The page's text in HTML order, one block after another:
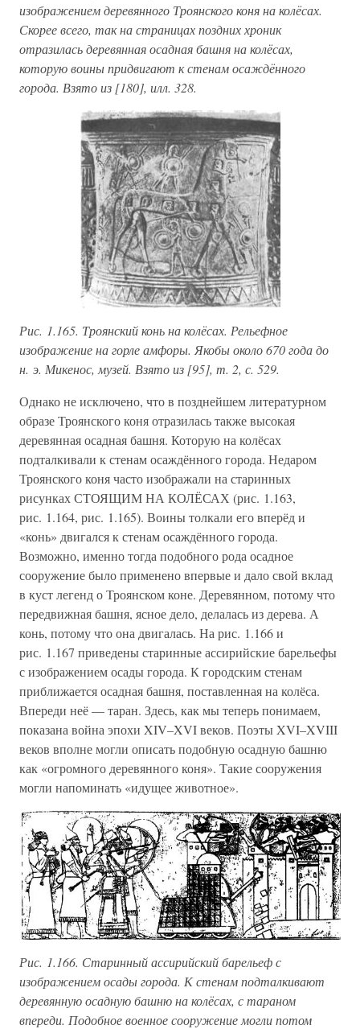
изображением деревянного Троянского коня на колёсах.
Скорее всего, так на страницах поздних хроник
отразилась деревянная осадная башня на колёсах,
которую воины придвигают к стенам осаждённого
города. Взято из [180], илл. 328.
Рис. 1.165. Троянский конь на колёсах. Рельефное
изображение на горле амфоры. Якобы около 670 года до
н. э. Микенос, музей. Взято из [95], т. 2, с. 529.
Однако не исключено, что в позднейшем литературном
образе Троянского коня отразилась также высокая
деревянная осадная башня. Которую на колёсах
подталкивали к стенам осаждённого города. Недаром
Троянского коня часто изображали на старинных
рисунках СТОЯЩИМ НА КОЛЁСАХ (рис. 1.163,
рис. 1.164, рис. 1.165). Воины толкали его вперёд и
«конь» двигался к стенам осаждённого города.
Возможно, именно тогда подобного рода осадное
сооружение было применено впервые и дало свой вклад
в куст легенд о Троянском коне. Деревянном, потому что
передвижная башня, ясное дело, делалась из дерева. А
конь, потому что она двигалась. На рис. 1.166 и
рис. 1.167 приведены старинные ассирийские барельефы
с изображением осады города. К городским стенам
приближается осадная башня, поставленная на колёса.
Впереди неё — таран. Здесь, как мы теперь понимаем,
показана война эпохи XIV–XVI веков. Поэты XVI–XVIII
веков вполне могли описать подобную осадную башню
как «огромного деревянного коня». Такие сооружения
могли напоминать «идущее животное».
Рис. 1.166. Старинный ассирийский барельеф с
изображением осады города. К стенам подталкивают
деревянную осадную башню на колёсах, с тараном
впереди. Подобное военное сооружение могли потом